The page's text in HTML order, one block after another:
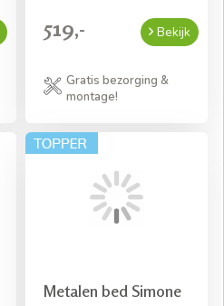
519,- Bekijk
Gratis bezorging &
montage!
Metalen bed Simone